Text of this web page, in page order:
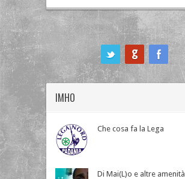
IMHO
Che cosa fa la Lega
Di Mai(L)o e altre amenità